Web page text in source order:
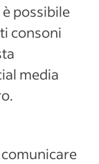
possibile
consoni
media